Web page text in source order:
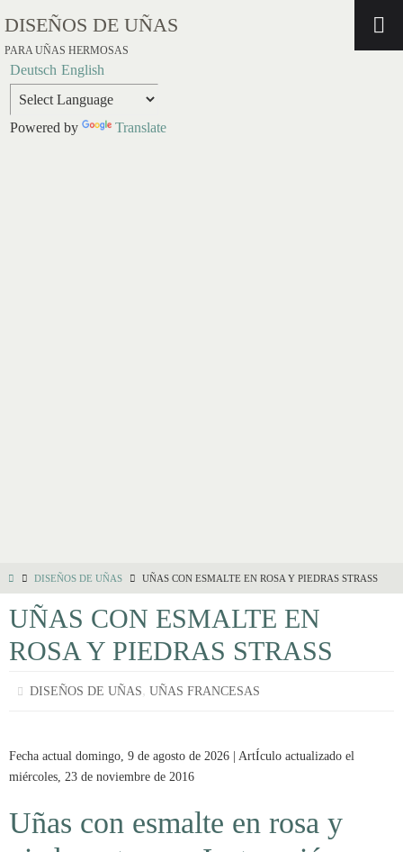
DISEÑOS DE UÑAS
PARA UÑAS HERMOSAS
Deutsch English
Powered by Translate
DISEÑOS DE UÑAS UÑAS CON ESMALTE EN ROSA Y PIEDRAS STRASS
UÑAS CON ESMALTE EN
ROSA Y PIEDRAS STRASS
DISEÑOS DE UÑAS,UÑAS FRANCESAS
Fecha actual domingo, 9 de agosto de 2026 | ArtÍculo actualizado el
miércoles, 23 de noviembre de 2016
Uñas con esmalte en rosa y